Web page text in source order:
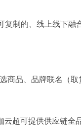
制的、线上线下融
品、品牌联名（
超可提供供应链